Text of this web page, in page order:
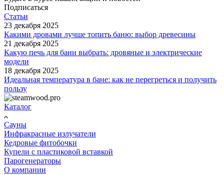
Подписаться
Статьи
23 декабря 2025
Какими дровами лучше топить баню: выбор древесины
21 декабря 2025
Какую печь для бани выбрать: дровяные и электрические
модели
18 декабря 2025
Идеальная температура в бане: как не перегреться и получить
пользу
Каталог
Сауны
Инфракрасные излучатели
Кедровые фитобочки
Купели с пластиковой вставкой
Парогенераторы
О компании